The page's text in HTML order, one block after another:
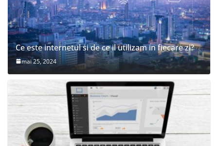
Ce este internetul si de ce il utilizam in fiecare zi?
mai 25, 2024